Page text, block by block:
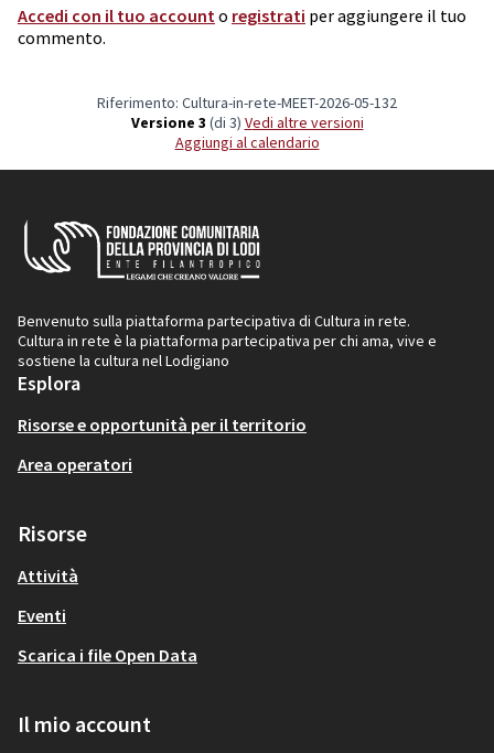
Accedi con il tuo account o registrati per aggiungere il tuo
commento.
Riferimento: Cultura-in-rete-MEET-2026-05-132
Versione 3 (di 3) vedi altre versioni
Aggiungi al calendario
Benvenuto sulla piattaforma partecipativa di Cultura in rete.
Cultura in rete è la piattaforma partecipativa per chi ama, vive e
sostiene la cultura nel Lodigiano
Esplora
Risorse e opportunità per il territorio
Area operatori
Risorse
Attività
Eventi
Scarica i file Open Data
Il mio account